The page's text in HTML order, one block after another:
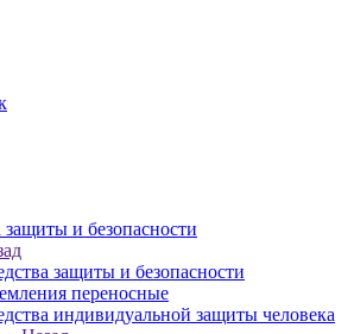
защиты и безопасности
защиты и безопасности
переносные
индивидуальной защиты человека